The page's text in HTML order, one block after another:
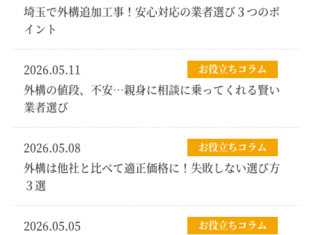
埼玉で外構追加工事！安心対応の業者選び３つのポ
イント
2026.05.11 お役立ちコラム
外構の値段、不安…親身に相談に乗ってくれる賢い
業者選び
2026.05.08 お役立ちコラム
外構は他社と比べて適正価格に！失敗しない選び方
３選
2026.05.05 お役立ちコラム